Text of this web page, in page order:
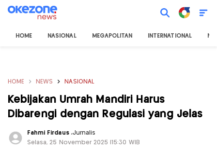
HOME NASIONAL MEGAPOLITAN INTERNATIONAL
HOME NEWS NASIONAL
Kebijakan Umrah Mandiri Harus
Dibarengi dengan Regulasi yang Jelas
Fahmi Firdaus ,Jurnalis
Selasa, 25 November 2025 |15:30 WIB